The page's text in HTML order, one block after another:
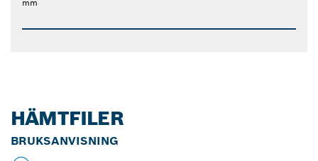
mm
HÄMTFILER
BRUKSANVISNING